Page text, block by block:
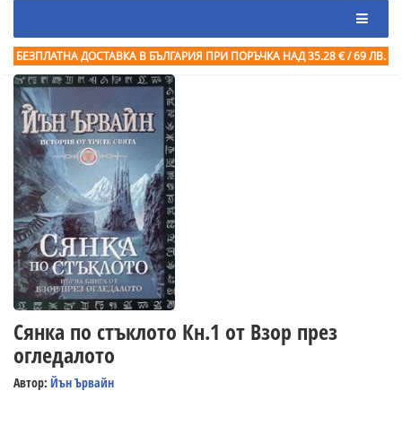
БЕЗПЛАТНА ДОСТАВКА В БЪЛГАРИЯ ПРИ ПОРЪЧКА НАД 35.28 € / 69 ЛВ.
Сянка по стъклото Кн.1 от Взор през
огледалото
Автор: Йън Ървайн